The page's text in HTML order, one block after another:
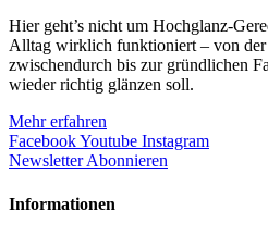
Hier geht’s nicht um Hochglanz-
Alltag wirklich funktioniert – von der
zwischendurch bis zur gründlichen
wieder richtig glänzen soll.
Mehr erfahren
FacebookYoutube Instagram
Newsletter Abonnieren
Informationen